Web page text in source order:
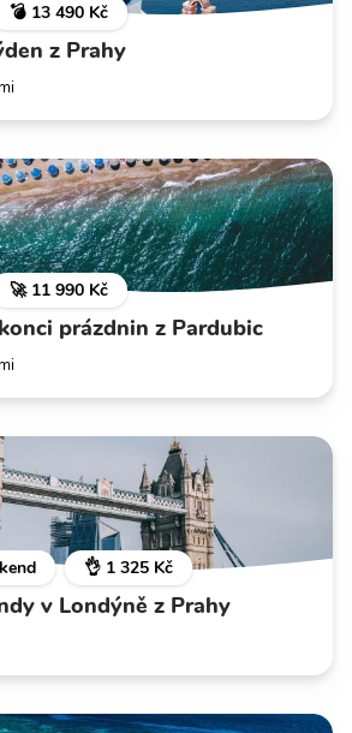
💣 13 490 Kč
z Prahy
🚀 11 990 Kč
prázdnin z Pardubic
👌 1 325 Kč
v Londýně z Prahy